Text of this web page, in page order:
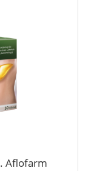
Aflofarm